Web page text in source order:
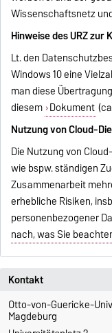
Wissenschaftsnetz
Hinweise des URZ zur
Lt. den
Windows 10 eine
man diese
diesem Dokument
Nutzung von Cloud-
Die Nutzung von
wie bspw. ständigen
Zusammenarbeit
erhebliche Risiken,
personenbezogener
nach, was Sie
Kontakt
Otto-von-Guericke-
Magdeburg